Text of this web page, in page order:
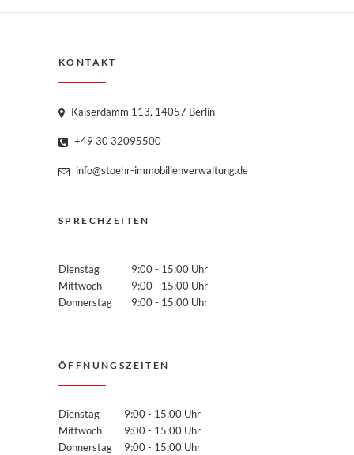
KONTAKT
Kaiserdamm 113, 14057 Berlin
+49 30 32095500
info@stoehr-immobilienverwaltung.de
SPRECHZEITEN
Dienstag
Mittwoch
Donnerstag
9:00 - 15:00 Uhr
9:00 - 15:00 Uhr
9:00 - 15:00 Uhr
ÖFFNUNGSZEITEN
Dienstag
Mittwoch
Donnerstag
9:00 - 15:00 Uhr
9:00 - 15:00 Uhr
9:00 - 15:00 Uhr